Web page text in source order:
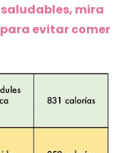
mira
evitar comer